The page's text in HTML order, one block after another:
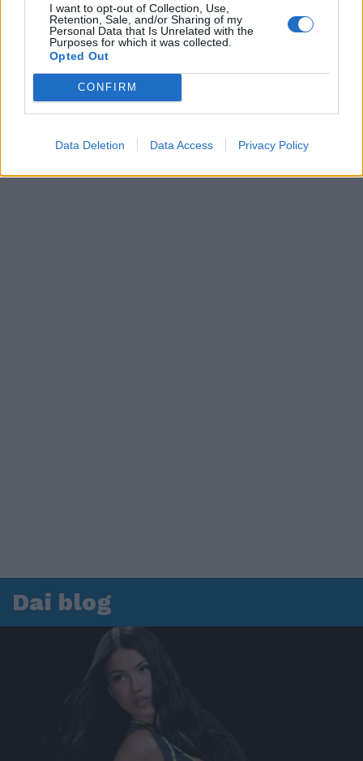
I want to opt-out of Collection, Use,
Retention, Sale, and/or Sharing of my
Personal Data that Is Unrelated with the
Purposes for which it was collected.
Opted Out
CONFIRM
Data Deletion Data Access Privacy Policy
Leonardo Maria Del Vecchio dall'ex compagna
Dai blog